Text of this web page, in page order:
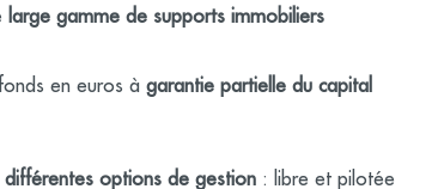
large gamme de supports immobiliers
en euros à garantie partielle du capital
différentes options de gestion : libre et pilotée